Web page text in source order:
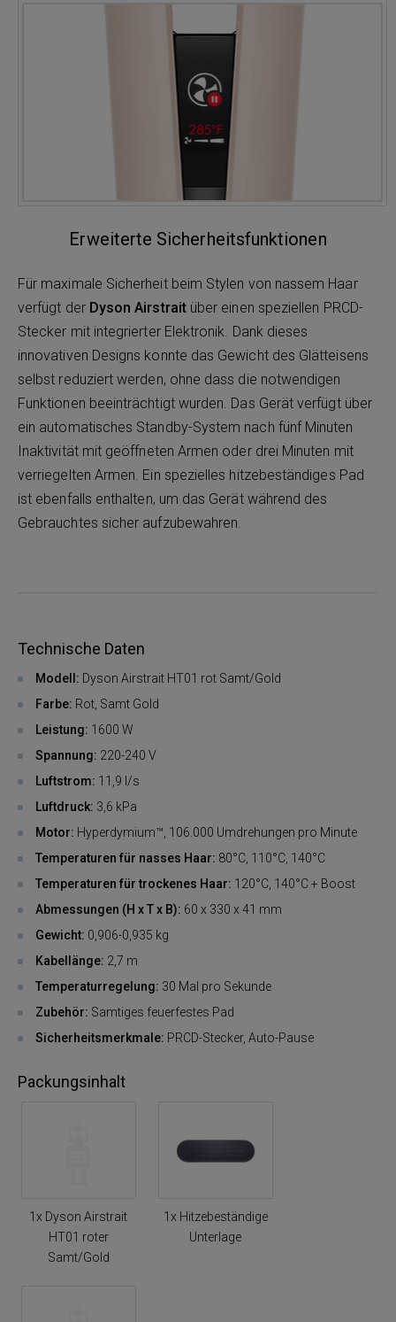
Erweiterte Sicherheitsfunktionen
Für maximale Sicherheit beim Stylen von nassem Haar
verfügt der Dyson Airstraitüber einen speziellen PRCD-
Stecker mit integrierter Elektronik. Dank dieses
innovativen Designs konnte das Gewicht des Glätteisens
selbst reduziert werden, ohne dass die notwendigen
Funktionen beeinträchtigt wurden. Das Gerät verfügt über
ein automatisches Standby-System nach fünf Minuten
Inaktivität mit geöffneten Armen oder drei Minuten mit
verriegelten Armen. Ein spezielles hitzebeständiges Pad
ist ebenfalls enthalten, um das Gerät während des
Gebrauchtes sicher aufzubewahren.
Technische Daten
Modell: Dyson Airstrait HT01 rot Samt/Gold
Farbe: Rot, Samt Gold
Leistung: 1600 W
Spannung: 220-240 V
Luftstrom: 11,9 l/s
Luftdruck: 3,6 kPa
Motor: Hyperdymium™, 106.000 Umdrehungen pro Minute
Temperaturen für nasses Haar: 80°C, 110°C, 140°C
Temperaturen für trockenes Haar: 120°C, 140°C + Boost
Abmessungen (H x T x B): 60 x 330 x 41 mm
Gewicht: 0,906-0,935 kg
Kabellänge: 2,7 m
Temperaturregelung: 30 Mal pro Sekunde
Zubehör: Samtiges feuerfestes Pad
Sicherheitsmerkmale: PRCD-Stecker, Auto-Pause
Packungsinhalt
1x Dyson Airstrait
HT01 roter
Samt/Gold
1x Hitzebeständige
Unterlage